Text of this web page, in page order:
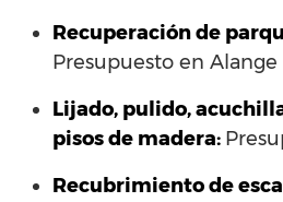
Recuperación de
Presupuesto en Alange
Lijado, pulido,
pisos de madera:
Recubrimiento de